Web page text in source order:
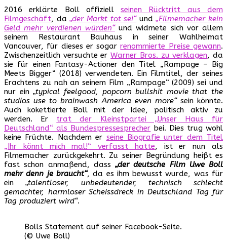
2016 erklärte Boll offiziellseinen Rücktritt aus dem
Filmgeschäft, da„der Markt tot sei“und„Filmemacher kein
Geld mehr verdienen würden“und widmete sich vor allem
seinem Restaurant Bauhaus in seiner Wahlheimat
Vancouver, für dieses er sogarrenommierte Preise gewann.
Zwischenzeitlich versuchte erWarner Bros. zu verklagen, da
sie für einen Fantasy-Actioner den Titel „Rampage – Big
Meets Bigger“ (2018) verwendeten. Ein Filmtitel, der seines
Erachtens zu nah an seinem Film „Rampage“ (2009) sei und
nur ein„typical feelgood, popcorn bullshit movie that the
studios use to brainwash America even more“sein könnte.
Auch kokettierte Boll mit der Idee, politisch aktiv zu
werden. Er trat der Kleinstpartei „Unser Haus für
Deutschland“ als Bundespressesprecher bei. Dies trug wohl
keine Früchte. Nachdem er seine Biografie unter dem Titel
„Ihr könnt mich mal!“ verfasst hatte, ist er nun als
Filmemacher zurückgekehrt. Zu seiner Begründung heißt es
fast schon anmaßend, dass „der deutsche Film Uwe Boll
mehr denn je braucht“, da es ihm bewusst wurde, was für
ein„talentloser, unbedeutender, technisch schlecht
gemachter, harmloser Scheissdreck in Deutschland Tag für
Tag produziert wird“.
Bolls Statement auf seiner Facebook-Seite.
(© Uwe Boll)